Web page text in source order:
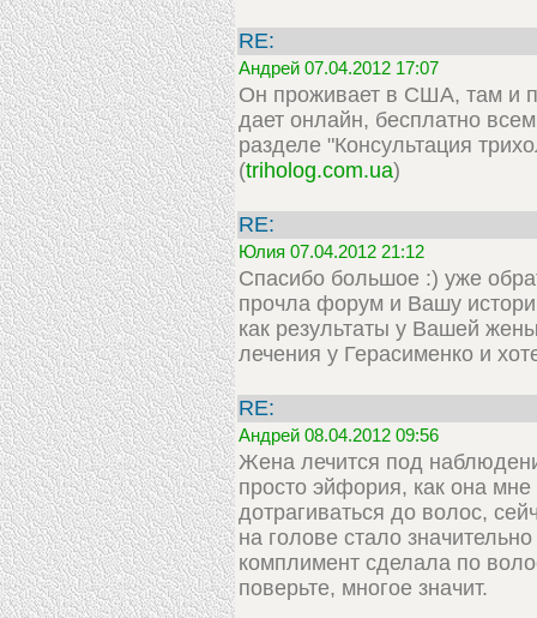
RE:
Андрей 07.04.2012 17:07
Он проживает в США, там и
дает онлайн, бесплатно
разделе "Консультация
(triholog.com.ua)
RE:
Юлия 07.04.2012 21:12
Спасибо большое :) уже
прочла форум и Вашу
как результаты у Вашей
лечения у Герасименко и
RE:
Андрей 08.04.2012 09:56
Жена лечится под
просто эйфория, как она
дотрагиваться до волос,
на голове стало
комплимент сделала по
поверьте, многое значит.